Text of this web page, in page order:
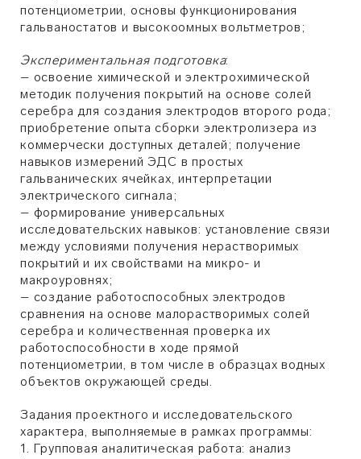
потенциометрии, основы функционирования
гальваностатов и высокоомных вольтметров;
Экспериментальная подготовка:
– освоение химической и электрохимической
методик получения покрытий на основе солей
серебра для создания электродов второго рода;
приобретение опыта сборки электролизера из
коммерчески доступных деталей; получение
навыков измерений ЭДС в простых
гальванических ячейках, интерпретации
электрического сигнала;
– формирование универсальных
исследовательских навыков: установление связи
между условиями получения нерастворимых
покрытий и их свойствами на микро- и
макроуровнях;
– создание работоспособных электродов
сравнения на основе малорастворимых солей
серебра и количественная проверка их
работоспособности в ходе прямой
потенциометрии, в том числе в образцах водных
объектов окружающей среды.
Задания проектного и исследовательского
характера, выполняемые в рамках программы:
1. Групповая аналитическая работа: анализ